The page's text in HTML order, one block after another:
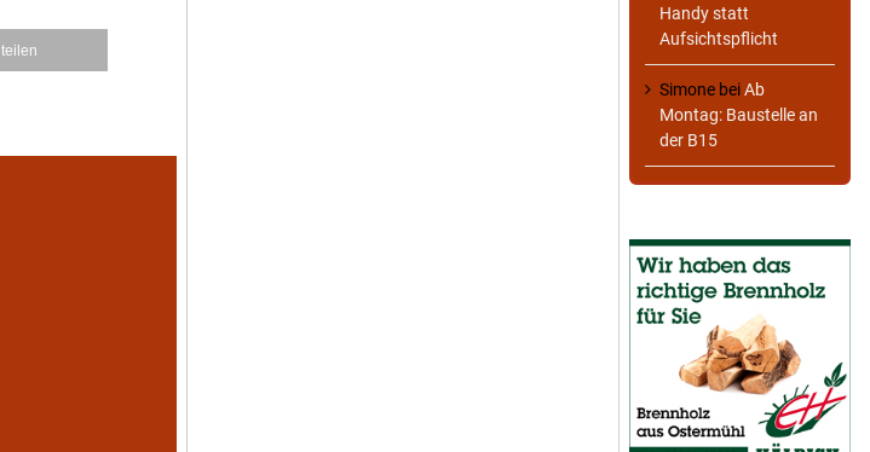
teilen
Handy statt
Aufsichtspflicht
Simone beiAb
Montag: Baustelle an
der B15